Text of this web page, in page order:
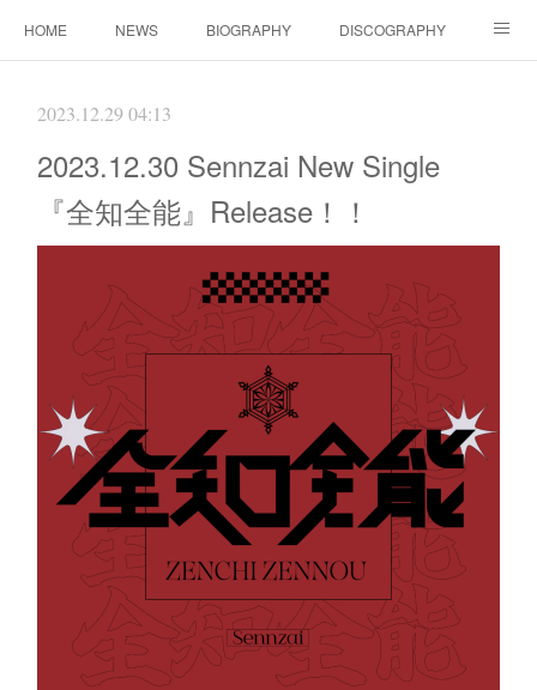
HOME NEWS BIOGRAPHY DISCOGRAPHY
2023.12.29 04:13
2023.12.30 Sennzai New Single
『全知全能』Release！！